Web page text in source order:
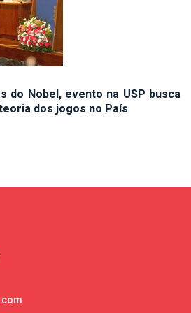
do Nobel, evento na USP busca
dos jogos no País